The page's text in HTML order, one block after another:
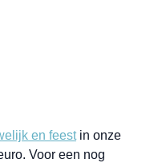
en feest in onze
Voor een nog